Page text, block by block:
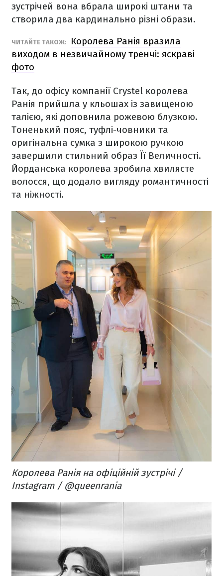
зустрічей вона вбрала широкі штани та
створила два кардинально різні образи.
ЧИТАЙТЕ ТАКОЖ:
Королева Ранія вразила
виходом в незвичайному тренчі: яскраві
фото
Так, до офісу компанії Crystel королева
Ранія прийшла у кльошах із завищеною
талією, які доповнила рожевою блузкою.
Тоненький пояс, туфлі-човники та
оригінальна сумка з широкою ручкою
завершили стильний образ Її Величності.
Йорданська королева зробила хвилясте
волосся, що додало вигляду романтичності
та ніжності.
Королева Ранія на офіційній зустрічі /
Instagram / @queenrania